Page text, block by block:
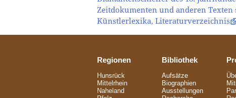
Zeitdokumenten und anderen
Künstlerlexika, Literaturverzeichnis
Regionen
Hunsrück
Mittelrhein
Naheland
Bibliothek
Aufsätze
Biographien
Ausstellungen